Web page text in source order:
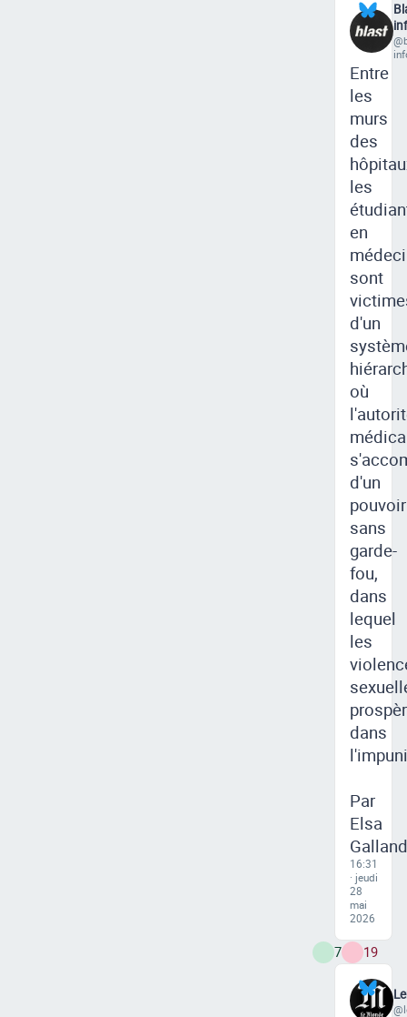
Entre
les
murs
des
les
en
sont
d'un
où
d'un
pouvoir
sans
garde-
fou,
dans
lequel
les
dans
Par
Elsa
16:31
· jeudi
28
mai
2026
7 19